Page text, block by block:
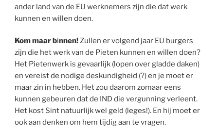
ander land van de EU werknemers zijn die dat werk
kunnen en willen doen.
Kom maar binnen!Zullen er volgend jaar EU burgers
zijn die het werk van de Pieten kunnen en willen doen?
Het Pietenwerk is gevaarlijk (lopen over gladde daken)
en vereist de nodige deskundigheid (?) en je moet er
maar zin in hebben. Het zou daarom zomaar eens
kunnen gebeuren dat de IND die vergunning verleent.
Het kost Sint natuurlijk wel geld (leges!). En hij moet er
ook aan denken om hem tijdig aan te vragen.